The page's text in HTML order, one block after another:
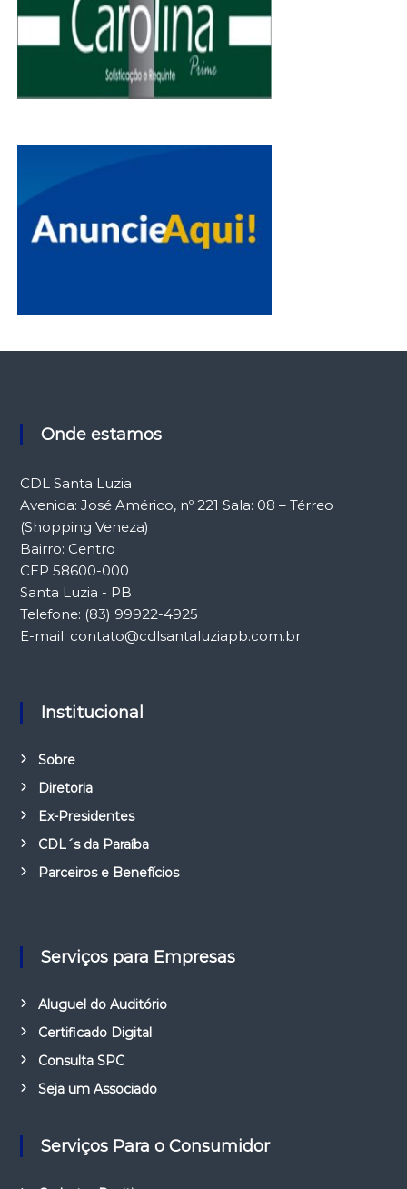
Onde estamos
CDL Santa Luzia
Avenida: José Américo, nº 221 Sala: 08 – Térreo
(Shopping Veneza)
Bairro: Centro
CEP 58600-000
Santa Luzia - PB
Telefone: (83) 99922-4925
E-mail: contato@cdlsantaluziapb.com.br
Institucional
Sobre
Diretoria
Ex-Presidentes
CDL´s da Paraíba
Parceiros e Benefícios
Serviços para Empresas
Aluguel do Auditório
Certificado Digital
Consulta SPC
Seja um Associado
Serviços Para o Consumidor